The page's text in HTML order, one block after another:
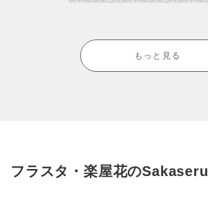
もっと見る
フラスタ・楽屋花のSakaseru